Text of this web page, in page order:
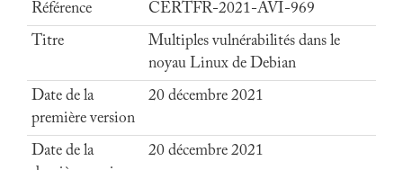
Référence
CERTFR-2021-AVI-969
Titre
Multiples vulnérabilités dans le
noyau Linux de Debian
Date de la
première version
20 décembre 2021
Date de la
20 décembre 2021